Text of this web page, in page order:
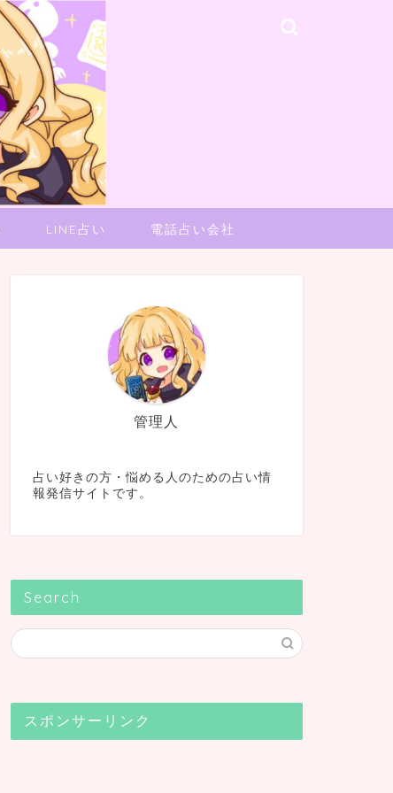
LINE占い 電話占い会社
管理人
占い好きの方・悩める人のための占い情
報発信サイトです。
Search
スポンサーリンク